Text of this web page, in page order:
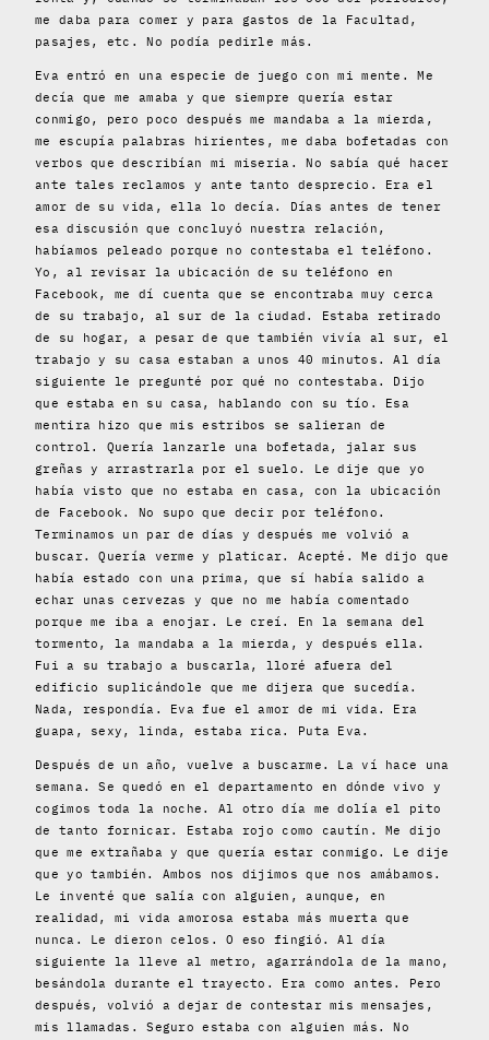
me daba para comer y para gastos de la Facultad,
pasajes, etc. No podía pedirle más.
Eva entró en una especie de juego con mi mente. Me
decía que me amaba y que siempre quería estar
conmigo, pero poco después me mandaba a la mierda,
me escupía palabras hirientes, me daba bofetadas con
verbos que describían mi miseria. No sabía qué hacer
ante tales reclamos y ante tanto desprecio. Era el
amor de su vida, ella lo decía. Días antes de tener
esa discusión que concluyó nuestra relación,
habíamos peleado porque no contestaba el teléfono.
Yo, al revisar la ubicación de su teléfono en
Facebook, me dí cuenta que se encontraba muy cerca
de su trabajo, al sur de la ciudad. Estaba retirado
de su hogar, a pesar de que también vivía al sur, el
trabajo y su casa estaban a unos 40 minutos. Al día
siguiente le pregunté por qué no contestaba. Dijo
que estaba en su casa, hablando con su tío. Esa
mentira hizo que mis estribos se salieran de
control. Quería lanzarle una bofetada, jalar sus
greñas y arrastrarla por el suelo. Le dije que yo
había visto que no estaba en casa, con la ubicación
de Facebook. No supo que decir por teléfono.
Terminamos un par de días y después me volvió a
buscar. Quería verme y platicar. Acepté. Me dijo que
había estado con una prima, que sí había salido a
echar unas cervezas y que no me había comentado
porque me iba a enojar. Le creí. En la semana del
tormento, la mandaba a la mierda, y después ella.
Fui a su trabajo a buscarla, lloré afuera del
edificio suplicándole que me dijera que sucedía.
Nada, respondía. Eva fue el amor de mi vida. Era
guapa, sexy, linda, estaba rica. Puta Eva.
Después de un año, vuelve a buscarme. La ví hace una
semana. Se quedó en el departamento en dónde vivo y
cogimos toda la noche. Al otro día me dolía el pito
de tanto fornicar. Estaba rojo como cautín. Me dijo
que me extrañaba y que quería estar conmigo. Le dije
que yo también. Ambos nos dijimos que nos amábamos.
Le inventé que salía con alguien, aunque, en
realidad, mi vida amorosa estaba más muerta que
nunca. Le dieron celos. O eso fingió. Al día
siguiente la lleve al metro, agarrándola de la mano,
besándola durante el trayecto. Era como antes. Pero
después, volvió a dejar de contestar mis mensajes,
mis llamadas. Seguro estaba con alguien más. No